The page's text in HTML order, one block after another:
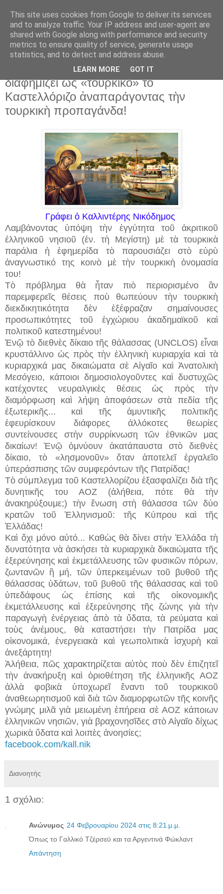
23 Φεβ 2024
Ἡ βρετανικὴ ἐφημερίδα "The Sun"
διαφημίζει ὡς «τουρκικὸ» τὸ
Καστελλόριζο ἀναπαράγοντας τὴν
τουρκικὴ προπαγάνδα!
Γράφει ὁ Καλλιντέρης Νικόδημος
Λαμβάνοντας ὑπόψη τὴν ἐγγύτητα τοῦ ἀκριτικοῦ
ἑλληνικοῦ νησιοῦ (ἐν. τὴ Μεγίστη) μὲ τὰ τουρκικὰ
παράλια ἡ ἐφημερίδα τὸ παρουσιάζει στὸ εὐρὺ
ἀναγνωστικό της κοινὸ μὲ τὴν τουρκικὴ ὀνομασία
του!
Τὸ πρόβλημα θὰ ἦταν πιὸ περιορισμένο ἂν
παρεμφερεῖς θέσεις ποὺ θωπεύουν τὴν τουρκικὴ
διεκδικητικότητα δὲν ἐξέφραζαν σημαίνουσες
προσωπικότητες τοῦ ἐγχώριου ἀκαδημαϊκοῦ καὶ
πολιτικοῦ κατεστημένου!
Ἐνῷ τὸ διεθνὲς δίκαιο τῆς θάλασσας (UNCLOS) εἶναι
κρυστάλλινο ὡς πρὸς τὴν ἑλληνικὴ κυριαρχία καὶ τὰ
κυριαρχικά μας δικαιώματα σὲ Αἰγαῖο καὶ Ἀνατολικὴ
Μεσόγειο, κάποιοι δημοσιολογοῦντες καὶ δυστυχῶς
κατέχοντες νευραλγικὲς θέσεις ὡς πρὸς τὴν
διαμόρφωση καὶ λήψη ἀποφάσεων στὰ πεδία τῆς
ἐξωτερικῆς... καὶ τῆς ἀμυντικῆς πολιτικῆς
ἐφευρίσκουν διάφορες ἀλλόκοτες θεωρίες
συντείνουσες στὴν συρρίκνωση τῶν ἐθνικῶν μας
δικαίων! Ἐνῷ ὀμνύουν ἀκατάπαυστα στὸ διεθνὲς
δίκαιο, τὸ «λησμονοῦν» ὅταν ἀποτελεῖ ἐργαλεῖο
ὑπεράσπισης τῶν συμφερόντων τῆς Πατρίδας!
Τὸ σύμπλεγμα τοῦ Καστελλορίζου ἐξασφαλίζει διὰ τῆς
δυνητικῆς του ΑΟΖ (ἀλήθεια, πότε θὰ τὴν
ἀνακηρύξουμε;) τὴν ἕνωση στὴ θάλασσα τῶν δύο
κρατῶν τοῦ Ἑλληνισμοῦ: τῆς Κύπρου καὶ τῆς
Ἑλλάδας!
Καὶ ὄχι μόνο αὐτό... Καθὼς θὰ δίνει στὴν Ἑλλάδα τὴ
δυνατότητα νὰ ἀσκήσει τὰ κυριαρχικὰ δικαιώματα τῆς
ἐξερεύνησης καὶ ἐκμετάλλευσης τῶν φυσικῶν πόρων,
ζωντανῶν ἢ μή, τῶν ὑπερκειμένων τοῦ βυθοῦ τῆς
θάλασσας ὑδάτων, τοῦ βυθοῦ τῆς θάλασσας καὶ τοῦ
ὑπεδάφους ὡς ἐπίσης καὶ τῆς οἰκονομικῆς
ἐκμετάλλευσης καὶ ἐξερεύνησης τῆς ζώνης γιὰ τὴν
παραγωγὴ ἐνέργειας ἀπὸ τὰ ὕδατα, τὰ ρεύματα καὶ
τοὺς ἀνέμους, θὰ καταστήσει τὴν Πατρίδα μας
οἰκονομικά, ἐνεργειακὰ καὶ γεωπολιτικὰ ἰσχυρὴ καὶ
ἀνεξάρτητη!
Ἀλήθεια, πῶς χαρακτηρίζεται αὐτὸς ποὺ δὲν ἐπιζητεῖ
τὴν ἀνακήρυξη καὶ ὁριοθέτηση τῆς ἑλληνικῆς ΑΟΖ
ἀλλὰ φοβικὰ ὑποχωρεῖ ἔναντι τοῦ τουρκικοῦ
ἀναθεωρητισμοῦ καὶ διὰ τῶν διαμορφωτῶν τῆς κοινῆς
γνώμης μιλᾶ γιὰ μειωμένη ἐπήρεια σὲ ΑΟΖ κάποιων
ἑλληνικῶν νησιῶν, γιὰ βραχονησῖδες στὸ Αἰγαῖο δίχως
χωρικὰ ὕδατα καὶ λοιπὲς ἀνοησίες;
facebook.com/kall.nik
Διανοητής
1 σχόλιο:
Ανώνυμος 24 Φεβρουαρίου 2024 στις 8:21 μ.μ.
Όπως το Γαλλικό Τζέρσεϋ και τα Αργεντινά Φώκλαντ
Απάντηση
This site uses cookies from Google to deliver its services
and to analyze traffic. Your IP address and user-agent are
shared with Google along with performance and security
metrics to ensure quality of service, generate usage
statistics, and to detect and address abuse.
LEARN MORE GOT IT